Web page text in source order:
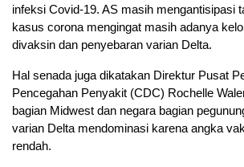
infeksi Covid-19. AS masih mengantisipasi
kasus corona mengingat masih adanya
divaksin dan penyebaran varian Delta.
Hal senada juga dikatakan Direktur Pusat
Pencegahan Penyakit (CDC) Rochelle
bagian Midwest dan negara bagian
varian Delta mendominasi karena angka
rendah.